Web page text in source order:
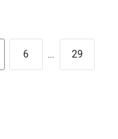
6 … 29